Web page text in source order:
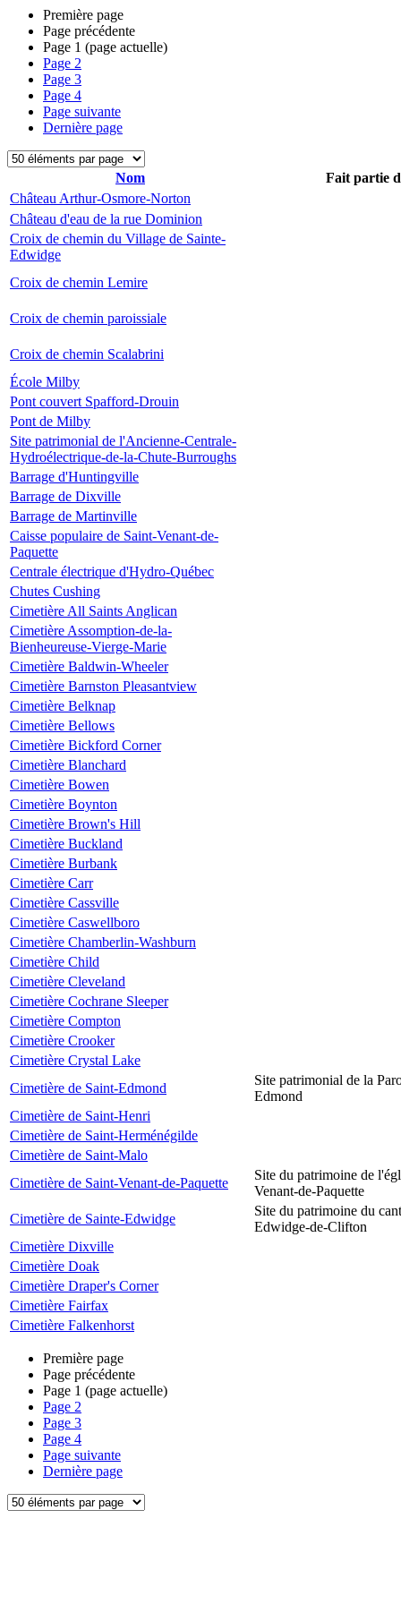
Première page
Page précédente
Page 1 (page actuelle)
Page 2
Page 3
Page 4
Page suivante
Dernière page
Nom
Fait partie
Château Arthur-Osmore-Norton
Château d'eau de la rue Dominion
Croix de chemin du Village de Sainte-
Edwidge
Croix de chemin Lemire
Croix de chemin paroissiale
Croix de chemin Scalabrini
École Milby
Pont couvert Spafford-Drouin
Pont de Milby
Site patrimonial de l'Ancienne-Centrale-
Hydroélectrique-de-la-Chute-Burroughs
Barrage d'Huntingville
Barrage de Dixville
Barrage de Martinville
Caisse populaire de Saint-Venant-de-
Paquette
Centrale électrique d'Hydro-Québec
Chutes Cushing
Cimetière All Saints Anglican
Cimetière Assomption-de-la-
Bienheureuse-Vierge-Marie
Cimetière Baldwin-Wheeler
Cimetière Barnston Pleasantview
Cimetière Belknap
Cimetière Bellows
Cimetière Bickford Corner
Cimetière Blanchard
Cimetière Bowen
Cimetière Boynton
Cimetière Brown's Hill
Cimetière Buckland
Cimetière Burbank
Cimetière Carr
Cimetière Cassville
Cimetière Caswellboro
Cimetière Chamberlin-Washburn
Cimetière Child
Cimetière Cleveland
Cimetière Cochrane Sleeper
Cimetière Compton
Cimetière Crooker
Cimetière Crystal Lake
Cimetière de Saint-Edmond
Site patrimonial de la
Edmond
Cimetière de Saint-Henri
Cimetière de Saint-Herménégilde
Cimetière de Saint-Malo
Cimetière de Saint-Venant-de-Paquette
Site du patrimoine de
Venant-de-Paquette
Cimetière de Sainte-Edwidge
Site du patrimoine du
Edwidge-de-Clifton
Cimetière Dixville
Cimetière Doak
Cimetière Draper's Corner
Cimetière Fairfax
Cimetière Falkenhorst
Première page
Page précédente
Page 1 (page actuelle)
Page 2
Page 3
Page 4
Page suivante
Dernière page